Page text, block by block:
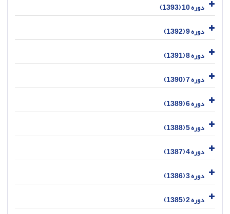
دوره 10 (1393)
دوره 9 (1392)
دوره 8 (1391)
دوره 7 (1390)
دوره 6 (1389)
دوره 5 (1388)
دوره 4 (1387)
دوره 3 (1386)
دوره 2 (1385)